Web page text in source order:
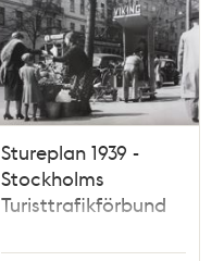
Stureplan 1939 -
Stockholms
Turisttrafikförbund